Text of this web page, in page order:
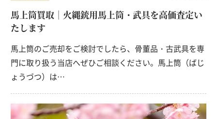
馬上筒買取｜火縄銃用馬上筒・武具を高価査定い
たします
馬上筒のご売却をご検討でしたら、骨董品・古武具を専
門に取り扱う当店へぜひご相談ください。馬上筒（ばじ
ょうづつ）は…